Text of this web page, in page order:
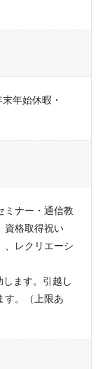
年始休暇・
ミナー・通信教
資格取得祝い
、レクリエーシ
ます。引越し
す。（上限あ